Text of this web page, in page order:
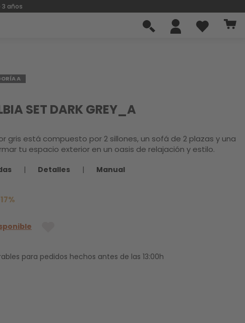
años
A
SET DARK GREY_A
gris está compuesto por 2 sillones, un sofá de 2 plazas y una
tu espacio exterior en un oasis de relajación y estilo.
| Detalles | Manual
para pedidos hechos antes de las 13:00h